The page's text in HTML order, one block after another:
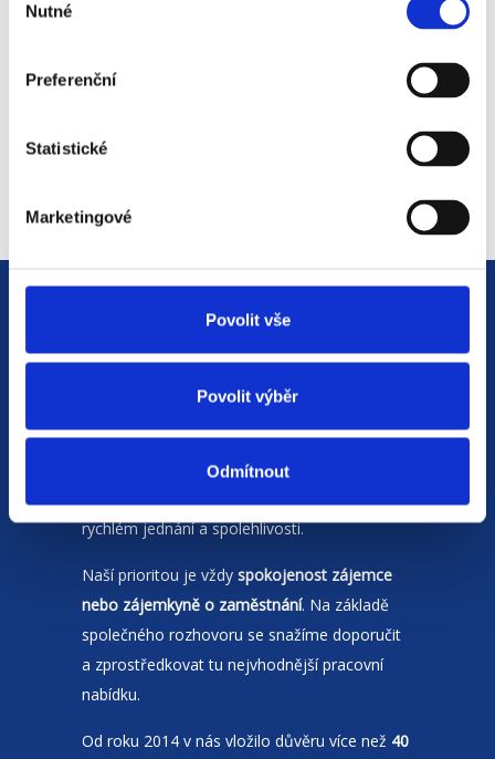
souhlasu
Nutné
Preferenční
Statistické
Marketingové
Povolit vše
Povolit výběr
Odmítnout
JsmeHR agenturas pobočkami v
Moravskoslezském krajia Polsku. Zakládáme
rychlém jednání a spolehlivosti.
Naší prioritou je vždy spokojenost zájemce
nebo zájemkyně o zaměstnání. Na základě
společného rozhovoru se snažíme doporučit
a zprostředkovat tu nejvhodnější pracovní
nabídku.
Od roku 2014 v nás vložilo důvěru více než 40